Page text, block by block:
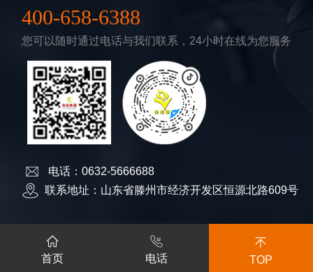
400-658-6388
您可以随时通过电话与我们联系，24小时在线为您服务
电话：0632-5666688
联系地址：山东省滕州市经济开发区恒源北路609号
版权所有 COPYRIGHT ©2026 山东鲁南衡器有限公司 备案号：
ICP备13025731号
首页 电话 TOP